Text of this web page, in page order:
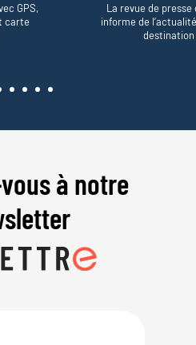
GPS,
carte
La revue de presse
informe de
destination
à notre